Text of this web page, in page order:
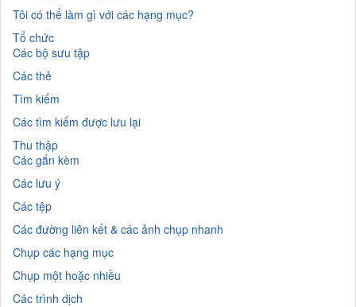
Tôi có thể làm gì với các hạng mục?
Tổ chức
Các bộ sưu tập
Các thẻ
Tìm kiếm
Các tìm kiếm được lưu lại
Thu thập
Các gắn kèm
Các lưu ý
Các tệp
Các đường liên kết & các ảnh chụp nhanh
Chụp các hạng mục
Chụp một hoặc nhiều
Các trình dịch